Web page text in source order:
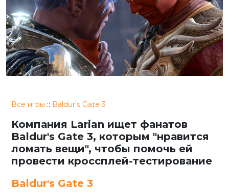
Все игры :: Baldur's Gate 3
Компания Larian ищет фанатов
Baldur's Gate 3, которым "нравится
ломать вещи", чтобы помочь ей
провести кроссплей-тестирование
Baldur's Gate 3